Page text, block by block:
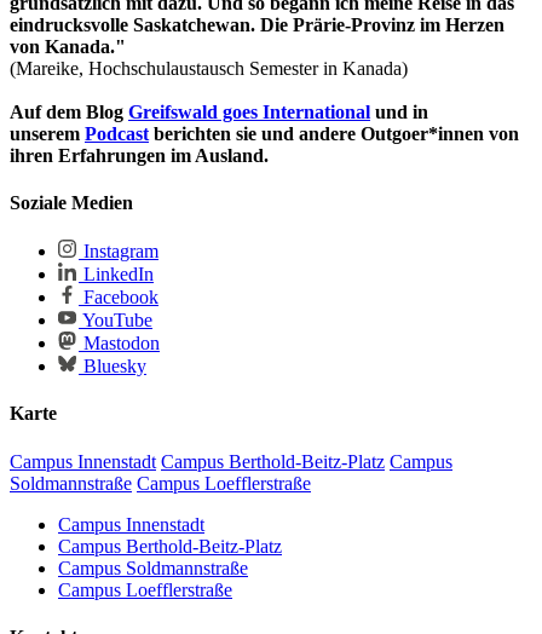
eindrucksvolle Saskatchewan. Die Prärie-Provinz im Herzen
von Kanada."
(Mareike, Hochschulaustausch Semester in Kanada)
Auf dem Blog Greifswald goes International und in
unserem Podcast berichten sie und andere Outgoer*innen von
ihren Erfahrungen im Ausland.
Soziale Medien
Instagram
LinkedIn
Facebook
YouTube
Mastodon
Bluesky
Karte
Campus Innenstadt Campus Berthold-Beitz-Platz Campus
Soldmannstraße Campus Loefflerstraße
Campus Innenstadt
Campus Berthold-Beitz-Platz
Campus Soldmannstraße
Campus Loefflerstraße